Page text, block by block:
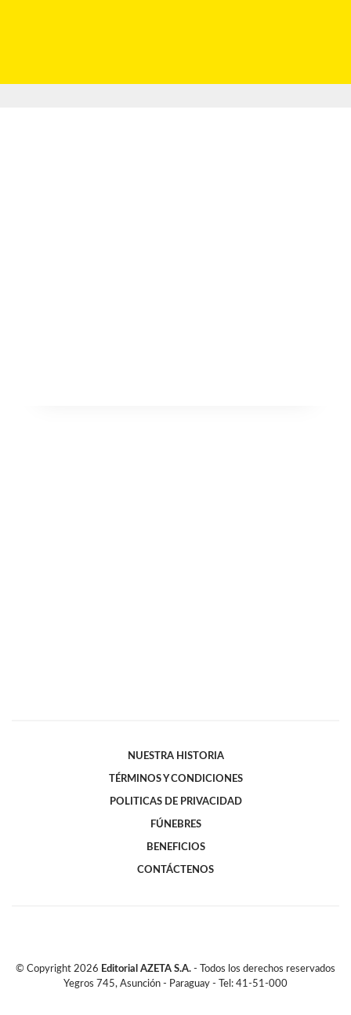
NUESTRA HISTORIA
TÉRMINOS Y CONDICIONES
POLITICAS DE PRIVACIDAD
FÚNEBRES
BENEFICIOS
CONTÁCTENOS
© Copyright 2026 Editorial AZETA S.A. - Todos los derechos reservados
Yegros 745, Asunción - Paraguay - Tel: 41-51-000